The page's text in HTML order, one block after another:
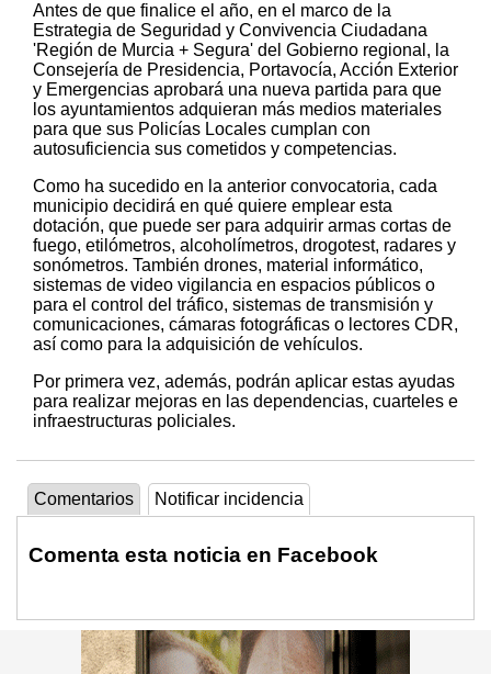
Antes de que finalice el año, en el marco de la
Estrategia de Seguridad y Convivencia Ciudadana
'Región de Murcia + Segura' del Gobierno regional, la
Consejería de Presidencia, Portavocía, Acción Exterior
y Emergencias aprobará una nueva partida para que
los ayuntamientos adquieran más medios materiales
para que sus Policías Locales cumplan con
autosuficiencia sus cometidos y competencias.
Como ha sucedido en la anterior convocatoria, cada
municipio decidirá en qué quiere emplear esta
dotación, que puede ser para adquirir armas cortas de
fuego, etilómetros, alcoholímetros, drogotest, radares y
sonómetros. También drones, material informático,
sistemas de video vigilancia en espacios públicos o
para el control del tráfico, sistemas de transmisión y
comunicaciones, cámaras fotográficas o lectores CDR,
así como para la adquisición de vehículos.
Por primera vez, además, podrán aplicar estas ayudas
para realizar mejoras en las dependencias, cuarteles e
infraestructuras policiales.
Comentarios Notificar incidencia
Comenta esta noticia en Facebook